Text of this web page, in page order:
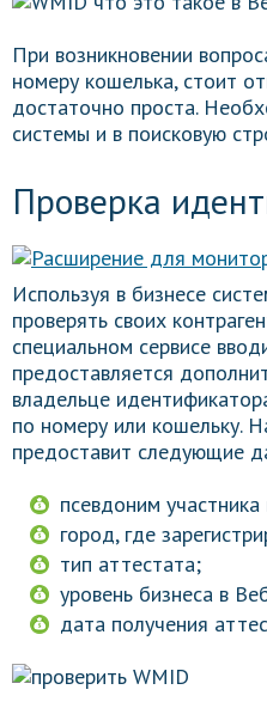
При возникновении
номеру кошелька, стоит
достаточно проста.
системы и в поисковую
Проверка
Используя в бизнесе
проверять своих
специальном сервисе
предоставляется
владельце
по номеру или кошельку.
предоставит следующие
псевдоним
город, где
тип аттестата;
уровень бизнеса в
дата получения